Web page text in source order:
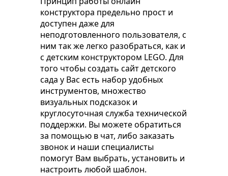
конструктора предельно прост и
доступен даже для
неподготовленного пользователя, с
ним так же легко разобраться, как и
с детским конструктором LEGO. Для
того чтобы создать сайт детского
сада у Вас есть набор удобных
инструментов, множество
визуальных подсказок и
круглосуточная служба технической
поддержки. Вы можете обратиться
за помощью в чат, либо заказать
звонок и наши специалисты
помогут Вам выбрать, установить и
настроить любой шаблон.